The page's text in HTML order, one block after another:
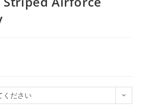
ください